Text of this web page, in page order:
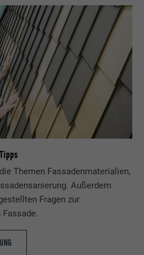
Themen Fassadenmaterialien,
Außerdem
Fragen zur